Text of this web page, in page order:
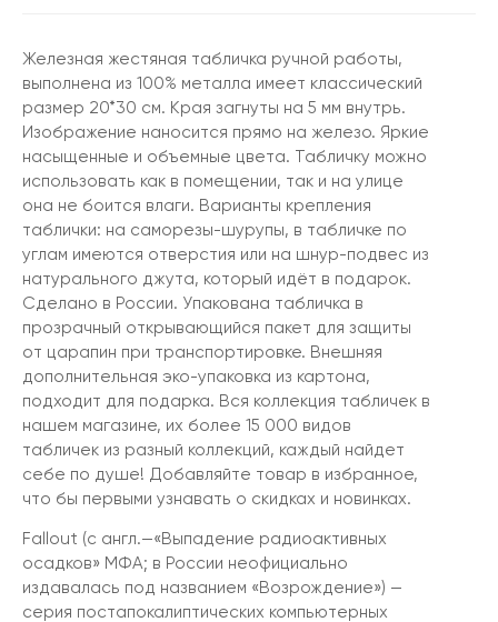
Железная жестяная табличка ручной работы,
выполнена из 100% металла имеет классический
размер 20*30 см. Края загнуты на 5 мм внутрь.
Изображение наносится прямо на железо. Яркие
насыщенные и объемные цвета. Табличку можно
использовать как в помещении, так и на улице
она не боится влаги. Варианты крепления
таблички: на саморезы-шурупы, в табличке по
углам имеются отверстия или на шнур-подвес из
натурального джута, который идёт в подарок.
Сделано в России. Упакована табличка в
прозрачный открывающийся пакет для защиты
от царапин при транспортировке. Внешняя
дополнительная эко-упаковка из картона,
подходит для подарка. Вся коллекция табличек в
нашем магазине, их более 15 000 видов
табличек из разный коллекций, каждый найдет
себе по душе! Добавляйте товар в избранное,
что бы первыми узнавать о скидках и новинках.
Fallout (с англ.—«Выпадение радиоактивных
осадков» МФА; в России неофициально
издавалась под названием «Возрождение») —
серия постапокалиптических компьютерных